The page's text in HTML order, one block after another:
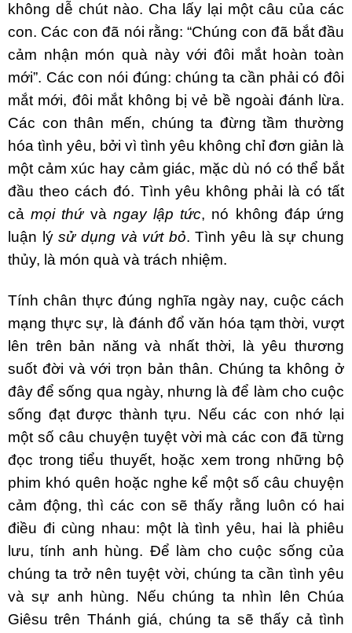
không dễ chút nào. Cha lấy lại một câu của các
con. Các con đã nói rằng: “Chúng con đã bắt đầu
cảm nhận món quà này với đôi mắt hoàn toàn
mới”. Các con nói đúng: chúng ta cần phải có đôi
mắt mới, đôi mắt không bị vẻ bề ngoài đánh lừa.
Các con thân mến, chúng ta đừng tầm thường
hóa tình yêu, bởi vì tình yêu không chỉ đơn giản là
một cảm xúc hay cảm giác, mặc dù nó có thể bắt
đầu theo cách đó. Tình yêu không phải là có tất
cảmọi thứvà ngay lập tức, nó không đáp ứng
luận lýsử dụng và vứt bỏ. Tình yêu là sự chung
thủy, là món quà và trách nhiệm.
Tính chân thực đúng nghĩa ngày nay, cuộc cách
mạng thực sự, là đánh đổ văn hóa tạm thời, vượt
lên trên bản năng và nhất thời, là yêu thương
suốt đời và với trọn bản thân. Chúng ta không ở
đây để sống qua ngày, nhưng là để làm cho cuộc
sống đạt được thành tựu. Nếu các con nhớ lại
một số câu chuyện tuyệt vời mà các con đã từng
đọc trong tiểu thuyết, hoặc xem trong những bộ
phim khó quên hoặc nghe kể một số câu chuyện
cảm động, thì các con sẽ thấy rằng luôn có hai
điều đi cùng nhau: một là tình yêu, hai là phiêu
lưu, tính anh hùng. Để làm cho cuộc sống của
chúng ta trở nên tuyệt vời, chúng ta cần tình yêu
và sự anh hùng. Nếu chúng ta nhìn lên Chúa
Giêsu trên Thánh giá, chúng ta sẽ thấy cả tình